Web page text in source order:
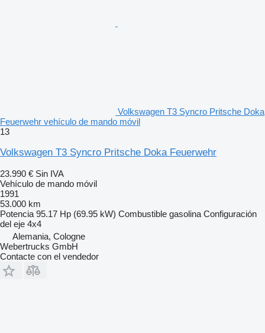
Volkswagen T3 Syncro Pritsche Doka
Feuerwehr vehículo de mando móvil
13
Volkswagen T3 Syncro Pritsche Doka Feuerwehr
23.990 € Sin IVA
Vehículo de mando móvil
1991
53.000 km
Potencia 95.17 Hp (69.95 kW) Combustible gasolina Configuración
del eje 4x4
Alemania, Cologne
Webertrucks GmbH
Contacte con el vendedor